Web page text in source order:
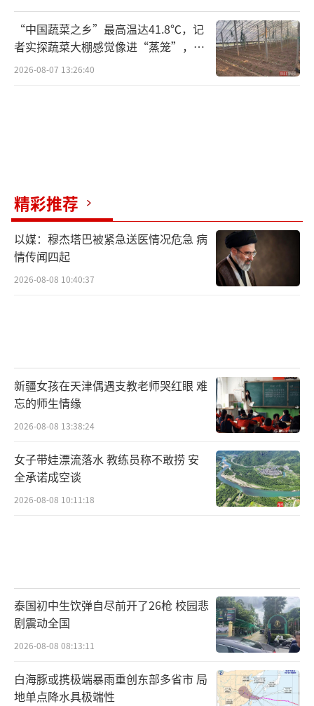
“中国蔬菜之乡”最高温达41.8℃，记
者实探蔬菜大棚感觉像进“蒸笼”，有
村民称只能凌晨两点起来干活
2026-08-07 13:26:40
精彩推荐
以媒：穆杰塔巴被紧急送医情况危急 病
情传闻四起
2026-08-08 10:40:37
新疆女孩在天津偶遇支教老师哭红眼 难
忘的师生情缘
2026-08-08 13:38:24
女子带娃漂流落水 教练员称不敢捞 安
全承诺成空谈
2026-08-08 10:11:18
泰国初中生饮弹自尽前开了26枪 校园悲
剧震动全国
2026-08-08 08:13:11
白海豚或携极端暴雨重创东部多省市 局
地单点降水具极端性